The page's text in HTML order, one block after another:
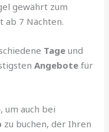
gewährt zum
ab 7 Nächten.
Tage und
Angebote für
, um auch bei
zu buchen, der Ihren